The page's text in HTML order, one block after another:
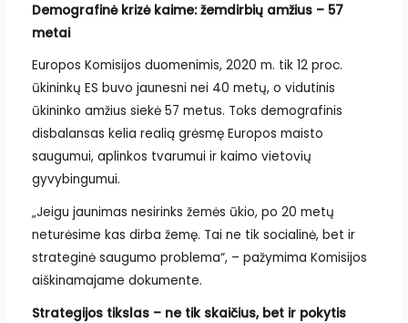
Demografinė krizė kaime: žemdirbių amžius – 57
metai
Europos Komisijos duomenimis, 2020 m. tik 12 proc.
ūkininkų ES buvo jaunesni nei 40 metų, o vidutinis
ūkininko amžius siekė 57 metus. Toks demografinis
disbalansas kelia realią grėsmę Europos maisto
saugumui, aplinkos tvarumui ir kaimo vietovių
gyvybingumui.
„Jeigu jaunimas nesirinks žemės ūkio, po 20 metų
neturėsime kas dirba žemę. Tai ne tik socialinė, bet ir
strateginė saugumo problema“, – pažymima Komisijos
aiškinamajame dokumente.
Strategijos tikslas – ne tik skaičius, bet ir pokytis